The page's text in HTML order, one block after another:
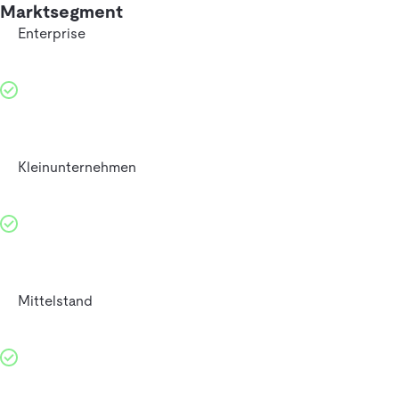
Marktsegment
Enterprise
Kleinunternehmen
Mittelstand